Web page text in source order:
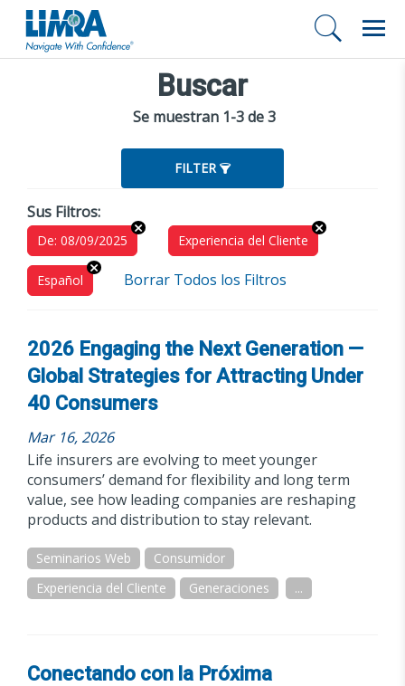
Buscar
Se muestran 1-3 de 3
FILTER
Sus Filtros:
De: 08/09/2025 Experiencia del Cliente
Español Borrar Todos los Filtros
2026 Engaging the Next Generation —
Global Strategies for Attracting Under
40 Consumers
Mar 16, 2026
Life insurers are evolving to meet younger
consumers’ demand for flexibility and long term
value, see how leading companies are reshaping
products and distribution to stay relevant.
Seminarios Web
Consumidor
Experiencia del Cliente
Generaciones ...
Conectando con la Próxima